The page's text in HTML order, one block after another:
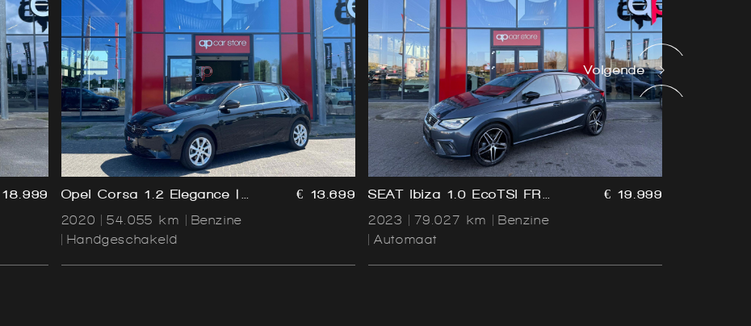
Opel Corsa 1.2 Elegance |
Parksens | Apple Carplay |
Stoelverwarming | Leder |
2020 54.055 km
Benzine
Handgeschakeld
€ 13.699
SEAT Ibiza 1.0 EcoTSI FR
2023 79.027 km
Benzine
Automaat
€ 19.999
Volgende